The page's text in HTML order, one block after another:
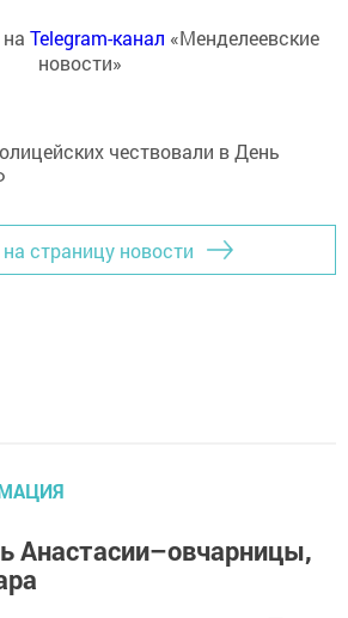
Telegram-канал «Менделеевские
новости»
страницу новости
Анастасии–овчарницы,